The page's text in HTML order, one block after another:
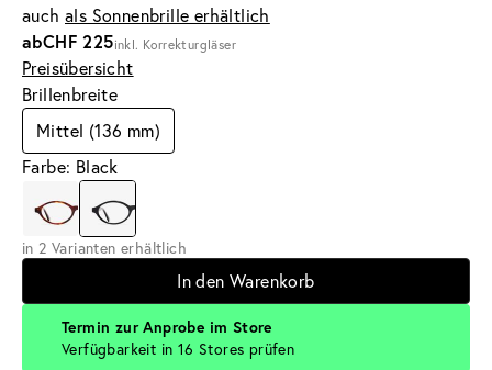
auch als Sonnenbrille erhältlich
abCHF 225inkl. Korrekturgläser
Preisübersicht
Brillenbreite
Mittel (136 mm)
Farbe: Black
in 2 Varianten erhältlich
In den Warenkorb
Termin zur Anprobe im Store
Verfügbarkeit in 16 Stores prüfen